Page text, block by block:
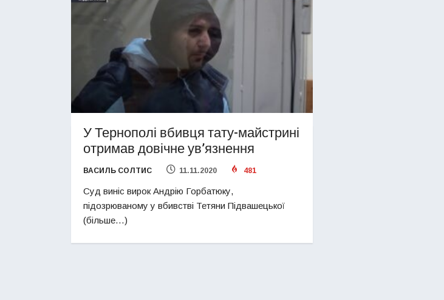
У Тернополі вбивця тату-майстрині
отримав довічне ув’язнення
ВАСИЛЬ СОЛТИС 11.11.2020 481
Суд виніс вирок Андрію Горбатюку,
підозрюваному у вбивстві Тетяни Підвашецької
(більше…)